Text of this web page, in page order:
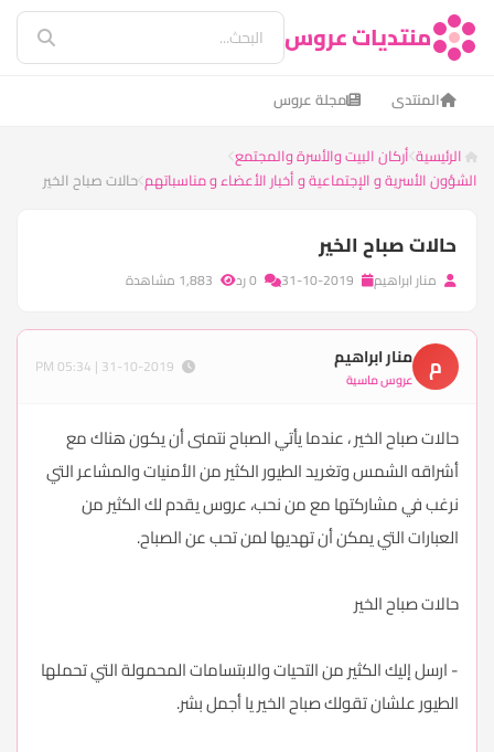
منتديات عروس
المنتدى مجلة عروس
الرئيسية أركان البيت والأسرة والمجتمع
الشؤون الأسرية و الإجتماعية و أخبار الأعضاء و مناسباتهم حالات صباح الخير
حالات صباح الخير
منار ابراهيم
م منار ابراهيم
عروس ماسية
حالات صباح الخير ، عندما يأتي الصباح نتمنى أن يكون هناك مع
أشراقه الشمس وتغريد الطيور الكثير من الأمنيات والمشاعر التي
نرغب في مشاركتها مع من نحب، عروس يقدم لك الكثير من
العبارات التي يمكن أن تهديها لمن تحب عن الصباح.
حالات صباح الخير
- ارسل إليك الكثير من التحيات والابتسامات المحمولة التي تحملها
الطيور علشان تقولك صباح الخير يا أجمل بشر.